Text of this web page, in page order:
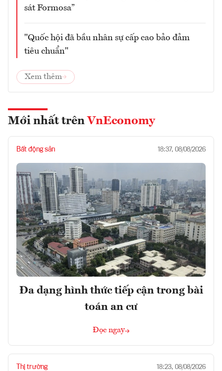
sát Formosa”
"Quốc hội đã bầu nhân sự cấp cao bảo đảm
tiêu chuẩn"
Xem thêm
Mới nhất trên VnEconomy
Bất động sản 18:37, 08/08/2026
Đa dạng hình thức tiếp cận trong bài
toán an cư
Đọc ngay
Thị trường 18:23, 08/08/2026